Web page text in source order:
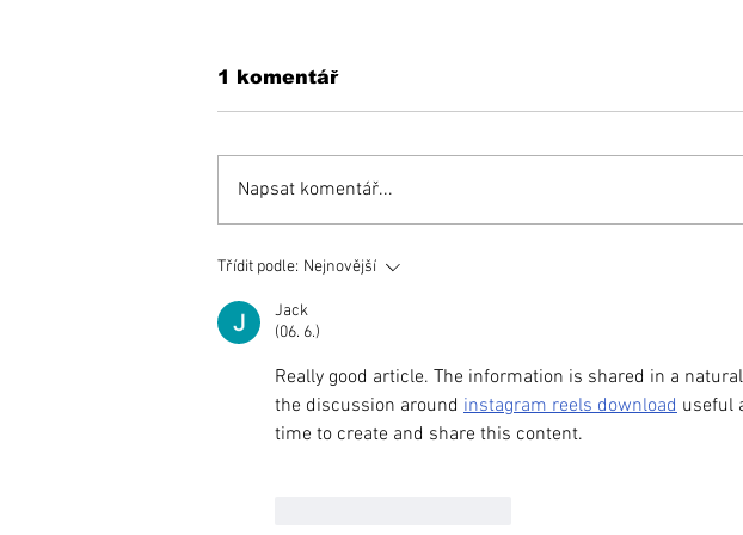
KEDYSI a DNES: V
kedysi kaviareň.
Pamätáte si ju?
1 komentář
Napsat komentář...
Třídit podle: Nejnovější
Jack
(06. 6.)
Really good article. The information is shared in a
the discussion around instagram reels download useful
time to create and share this content.